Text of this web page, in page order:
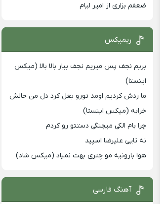
ضعفم بزاری از امیر لیام
ریمیکس
بریم نجف پس میریم نجف بیار بالا بالا (میکس
اینستا)
ما ردش کردیم اومد تورو بغل کرد دل من حالش
خرابه (میکس اینستا)
چرا بام الکی میجنگی دستتو رو کردم
نه تایی علیرضا اسپید
هوا بارونیه مو چتری بهت نمیاد (میکس شاد)
آهنگ فارسی